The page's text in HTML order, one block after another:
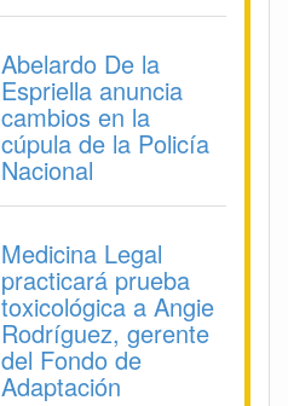
Abelardo De la
Espriella anuncia
cambios en la
cúpula de la Policía
Nacional
Medicina Legal
practicará prueba
toxicológica a Angie
Rodríguez, gerente
del Fondo de
Adaptación